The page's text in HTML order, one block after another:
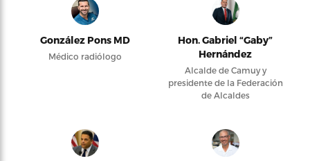
González Pons MD
Médico radiólogo
Hon. Gabriel “Gaby”
Hernández
Alcalde de Camuy y
presidente de la Federación
de Alcaldes